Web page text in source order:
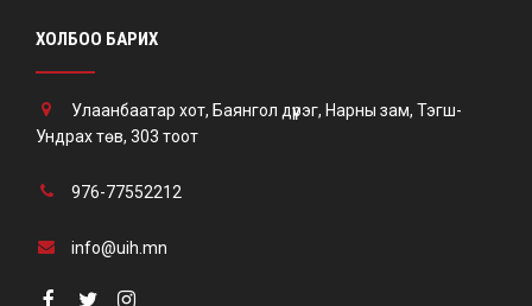
ХОЛБОО БАРИХ
Улаанбаатар хот, Баянгол дүүрэг, Нарны зам, Тэгш-
Ундрах төв, 303 тоот
976-77552212
info@uih.mn